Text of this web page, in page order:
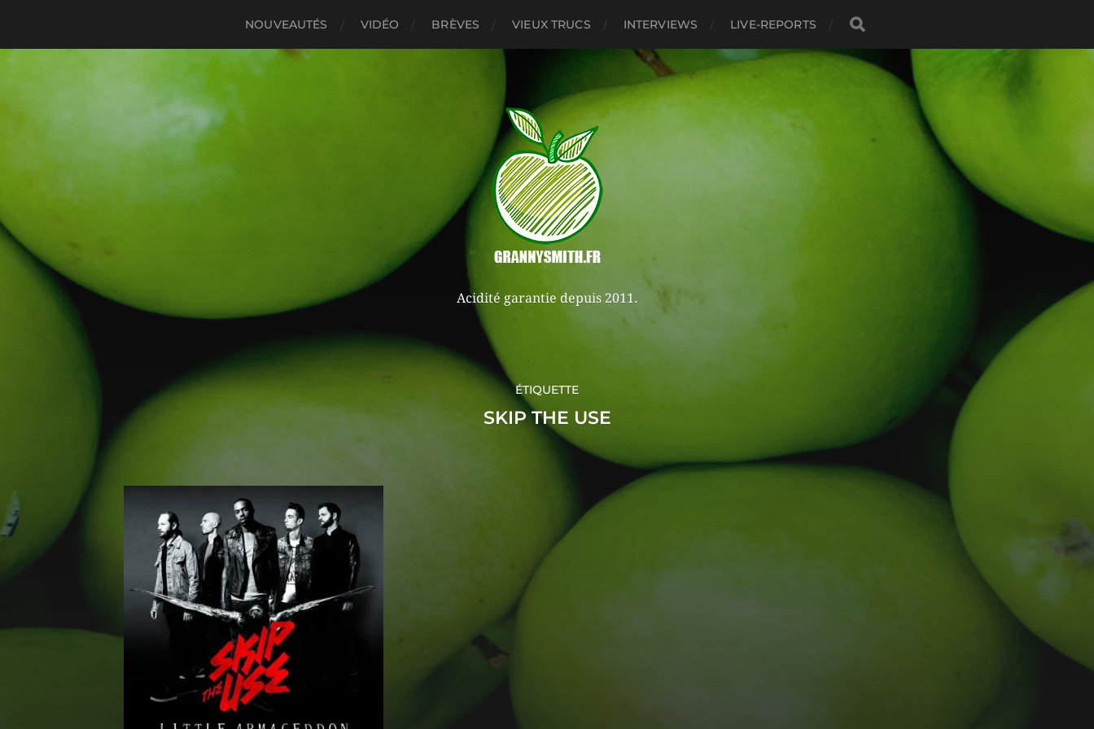
NOUVEAUTÉS VIDÉO BRÈVES VIEUX TRUCS INTERVIEWS LIVE-REPORTS
Acidité garantie depuis 2011.
ÉTIQUETTE
SKIP THE USE